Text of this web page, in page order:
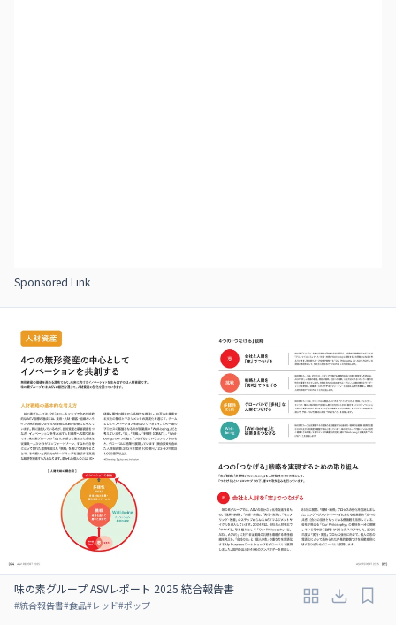
Sponsored Link
味の素グループ ASVレポート 2025 統合報告書
#統合報告書#食品#レッド#ポップ